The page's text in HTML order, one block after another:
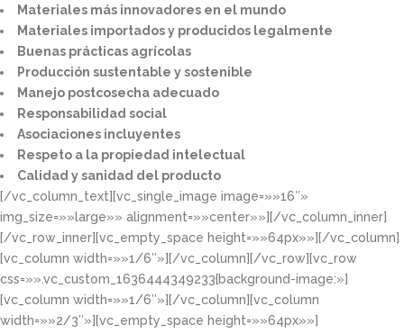
Materiales más innovadores en el mundo​
Materiales importados y producidos legalmente​
Buenas prácticas agrícolas​
Producción sustentable y sostenible​
Manejo postcosecha adecuado​
Responsabilidad social​
Asociaciones incluyentes​
Respeto a la propiedad intelectual​​
Calidad y sanidad del producto​
[/vc_column_text][vc_single_image image=»»16″»
img_size=»»large»» alignment=»»center»»][/vc_column_inner]
[/vc_row_inner][vc_empty_space height=»»64px»»][/vc_column]
[vc_column width=»»1/6″»][/vc_column][/vc_row][vc_row
css=»».vc_custom_1636444349233{background-image:»]
[vc_column width=»»1/6″»][/vc_column][vc_column
width=»»2/3″»][vc_empty_space height=»»64px»»]